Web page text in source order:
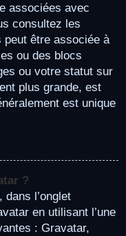
associées avec
consultez les
peut être associée à
ou des blocs
ou votre statut sur
plus grande, est
est unique
?
dans l’onglet
en utilisant l’une
: Gravatar,